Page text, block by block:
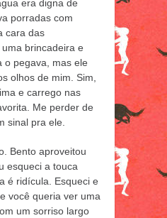
era digna de
porradas com
cara das
brincadeira e
o pegava, mas ele
olhos de mim. Sim,
e carrego nas
Me perder de
sinal pra ele.
Bento aproveitou
esqueci a touca
é ridícula. Esqueci e
você queria ver uma
um sorriso largo